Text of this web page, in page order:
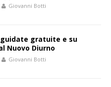
Giovanni Botti
gratuite e su
Nuovo Diurno
Giovanni Botti